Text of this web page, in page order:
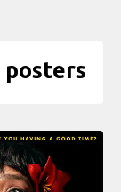
posters